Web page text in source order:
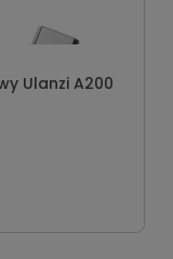
Ulanzi A200